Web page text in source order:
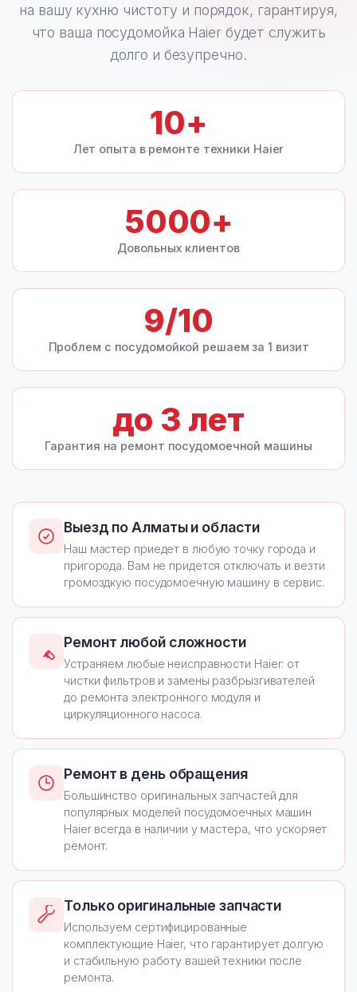
на вашу кухню чистоту и порядок, гарантируя,
что ваша посудомойка Haier будет служить
долго и безупречно.
10+
Лет опыта в ремонте техники Haier
5000+
Довольных клиентов
9/10
Проблем с посудомойкой решаем за 1 визит
до 3 лет
Гарантия на ремонт посудомоечной машины
Выезд по Алматы и области
Наш мастер приедет в любую точку города и
пригорода. Вам не придется отключать и везти
громоздкую посудомоечную машину в сервис.
Ремонт любой сложности
Устраняем любые неисправности Haier: от
чистки фильтров и замены разбрызгивателей
до ремонта электронного модуля и
циркуляционного насоса.
Ремонт в день обращения
Большинство оригинальных запчастей для
популярных моделей посудомоечных машин
Haier всегда в наличии у мастера, что ускоряет
ремонт.
Только оригинальные запчасти
Используем сертифицированные
комплектующие Haier, что гарантирует долгую
и стабильную работу вашей техники после
ремонта.